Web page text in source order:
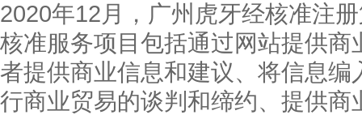
2020年12月，广州虎牙经核准注
核准服务项目包括通过网站提供
者提供商业信息和建议、将信息
行商业贸易的谈判和缔约、提供商